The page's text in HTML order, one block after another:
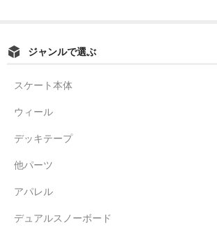
ジャンルで選ぶ
スケート本体
ウィール
デッキテープ
他パーツ
アパレル
デュアルスノーボード